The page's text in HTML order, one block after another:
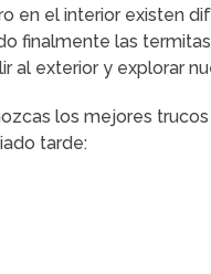
en el interior existen
finalmente las
al exterior y explorar
los mejores
tarde: